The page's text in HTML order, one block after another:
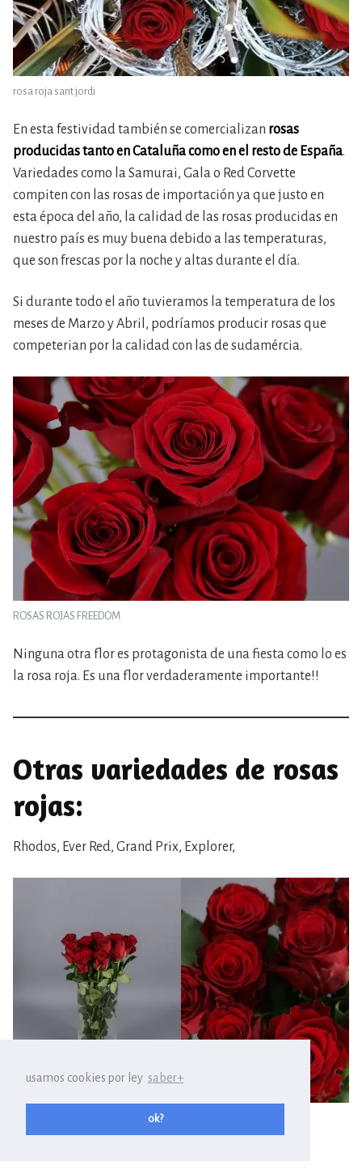
rosa roja sant jordi
En esta festividad también se comercializan rosas
producidas tanto en Cataluña como en el resto de España.
Variedades como la Samurai, Gala o Red Corvette
compiten con las rosas de importación ya que justo en
esta época del año, la calidad de las rosas producidas en
nuestro país es muy buena debido a las temperaturas,
que son frescas por la noche y altas durante el día.
Si durante todo el año tuvieramos la temperatura de los
meses de Marzo y Abril, podríamos producir rosas que
competerian por la calidad con las de sudamércia.
ROSAS ROJAS FREEDOM
Ninguna otra flor es protagonista de una fiesta como lo es
la rosa roja. Es una flor verdaderamente importante!!
Otras variedades de rosas
rojas:
Rhodos, Ever Red, Grand Prix, Explorer,
usamos cookies por ley saber+
ok?